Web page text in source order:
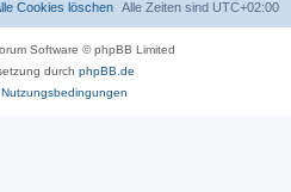
Alle Zeiten sind UTC+02:00
Cookies löschen
Software © phpBB Limited
durch phpBB.de
Nutzungsbedingungen